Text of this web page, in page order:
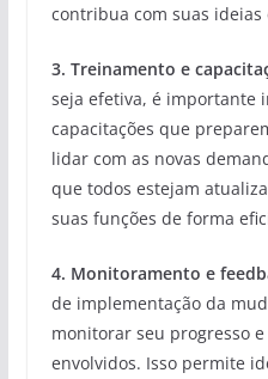
contribua com suas ideias
3. Treinamento e
seja efetiva, é importante
capacitações que
lidar com as novas
que todos estejam
suas funções de forma
4. Monitoramento e
de implementação da
monitorar seu progresso
envolvidos. Isso permite